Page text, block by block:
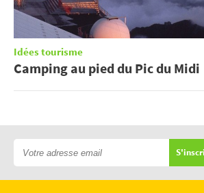
Idées tourisme
Camping au pied du Pic du Midi